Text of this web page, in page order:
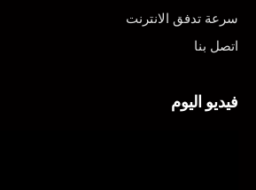
سرعة تدفق الانترنت
اتصل بنا
فيديو اليوم